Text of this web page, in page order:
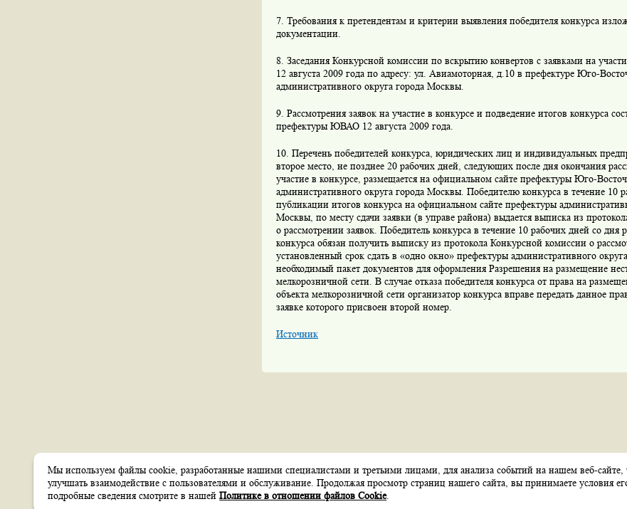
7. Требования к претендентам и критерии выявления победителя конкурса
документации.
8. Заседания Конкурсной комиссии по вскрытию конвертов с заявками на
12 августа 2009 года по адресу: ул. Авиамоторная, д.10 в префектуре Юго-
административного округа города Москвы.
9. Рассмотрения заявок на участие в конкурсе и подведение итогов конкурса
префектуры ЮВАО 12 августа 2009 года.
10. Перечень победителей конкурса, юридических лиц и индивидуальных
второе место, не позднее 20 рабочих дней, следующих после дня окончания
участие в конкурсе, размещается на официальном сайте префектуры Юго-
административного округа города Москвы. Победителю конкурса в течение 10
публикации итогов конкурса на официальном сайте префектуры
Москвы, по месту сдачи заявки (в управе района) выдается выписка из
о рассмотрении заявок. Победитель конкурса в течение 10 рабочих дней со дня
конкурса обязан получить выписку из протокола Конкурсной комиссии о
установленный срок сдать в «одно окно» префектуры административного
необходимый пакет документов для оформления Разрешения на размещение
мелкорозничной сети. В случае отказа победителя конкурса от права на
объекта мелкорозничной сети организатор конкурса вправе передать данное
заявке которого присвоен второй номер.
Источник
Создание сайтов
Веб-студияitsoft
Карта сайта Контакты Обратная связь
Мы используем файлы cookie, разработанные нашими специалистами и третьими лицами, для анализа событий на нашем веб-сайте,
улучшать взаимодействие с пользователями и обслуживание. Продолжая просмотр страниц нашего сайта, вы принимаете условия
подробные сведения смотрите в нашейПолитике в отношении файлов Cookie.